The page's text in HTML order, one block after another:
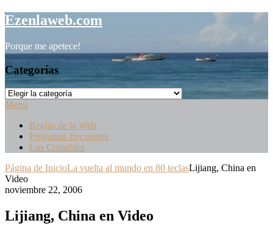
Saltar
al
Ezenlaweb.com
Porque me apetece!
Categorías
Categorías
Menú
Reglas de la Web
Preguntas frecuentes
Los Culpables
Página de InicioLa vuelta al mundo en 80 teclasLijiang, China en
Video
noviembre 22, 2006
Lijiang, China en Video